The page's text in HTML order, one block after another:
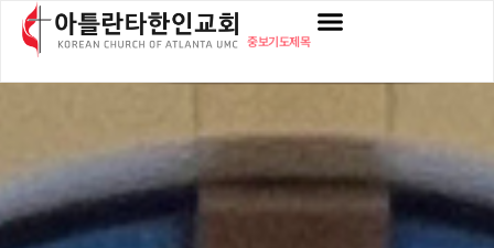
중보기도제목